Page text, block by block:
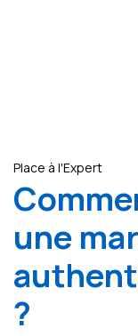
Place à l'Expert
une
?